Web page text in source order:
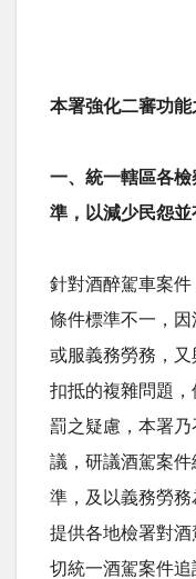
本署強化二審功
一、統一轄區各
準，以減少民怨並
針對酒醉駕車案
條件標準不一，
或服義務勞務，
扣抵的複雜問題
罰之疑慮，本署
議，研議酒駕案
準，及以義務勞務
提供各地檢署對
切統一酒駕案件